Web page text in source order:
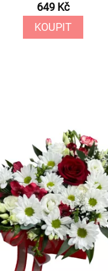
649 Kč
KOUPIT